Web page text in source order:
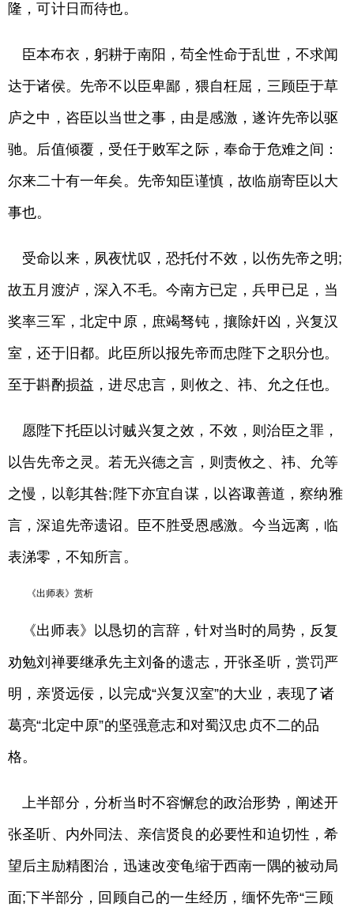
隆，可计日而待也。
臣本布衣，躬耕于南阳，苟全性命于乱世，不求闻
达于诸侯。先帝不以臣卑鄙，猥自枉屈，三顾臣于草
庐之中，咨臣以当世之事，由是感激，遂许先帝以驱
驰。后值倾覆，受任于败军之际，奉命于危难之间：
尔来二十有一年矣。先帝知臣谨慎，故临崩寄臣以大
事也。
受命以来，夙夜忧叹，恐托付不效，以伤先帝之明;
故五月渡泸，深入不毛。今南方已定，兵甲已足，当
奖率三军，北定中原，庶竭驽钝，攘除奸凶，兴复汉
室，还于旧都。此臣所以报先帝而忠陛下之职分也。
至于斟酌损益，进尽忠言，则攸之、祎、允之任也。
愿陛下托臣以讨贼兴复之效，不效，则治臣之罪，
以告先帝之灵。若无兴德之言，则责攸之、祎、允等
之慢，以彰其咎;陛下亦宜自谋，以咨诹善道，察纳雅
言，深追先帝遗诏。臣不胜受恩感激。今当远离，临
表涕零，不知所言。
《出师表》赏析
《出师表》以恳切的言辞，针对当时的局势，反复
劝勉刘禅要继承先主刘备的遗志，开张圣听，赏罚严
明，亲贤远佞，以完成“兴复汉室”的大业，表现了诸
葛亮“北定中原”的坚强意志和对蜀汉忠贞不二的品
格。
上半部分，分析当时不容懈怠的政治形势，阐述开
张圣听、内外同法、亲信贤良的必要性和迫切性，希
望后主励精图治，迅速改变龟缩于西南一隅的被动局
面;下半部分，回顾自己的一生经历，缅怀先帝“三顾